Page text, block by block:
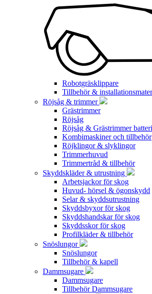
Robotgräsklippare
Tillbehör &
Röjsåg & trimmer
Grästrimmer
Röjsåg
Röjsåg & Grästrimmer
Kombimaskiner och tillbehör
Röjklingor & slyklingor
Trimmerhuvud
Trimmertråd & tillbehör
Skyddskläder & utrustning
Arbetsjackor för skog
Huvud- hörsel & ögonskydd
Selar & skyddsutrustning
Skyddsbyxor för skog
Skyddshandskar för skog
Skyddsskor för skog
Profilkläder & tillbehör
Snöslungor
Snöslungor
Tillbehör & kapell
Dammsugare
Dammsugare
Tillbehör Dammsugare